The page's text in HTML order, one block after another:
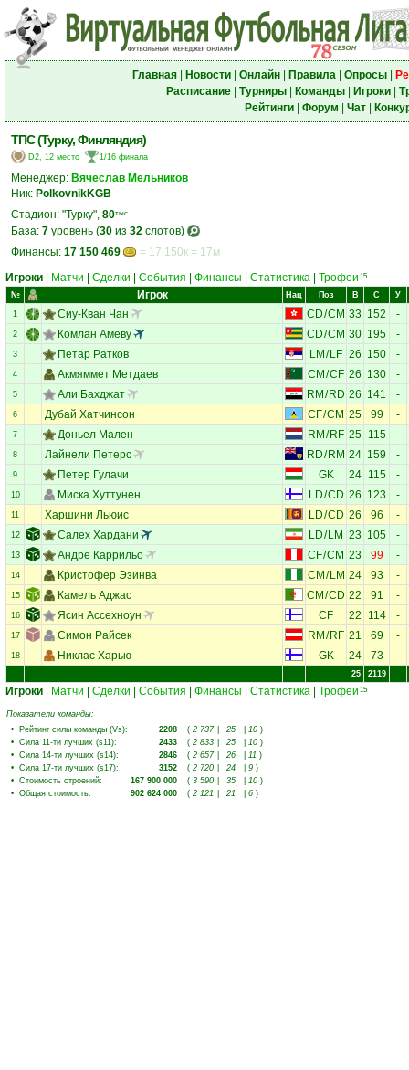
Главная| Новости| Онлайн| Правила| Опросы|
Расписание| Турниры| Команды| Игроки|
Рейтинги| Форум Чат|
ТПС (Турку, Финляндия)
D2, 12 место 1/16 финала
Менеджер: Вячеслав Мельников
Ник: PolkovnikKGB
Стадион: "Турку", 80тыс.
База: 7 уровень (30 из 32 слотов)
Финансы: 17 150 469
= 17 150к = 17м
Игроки
Матчи Сделки События Финансы Статистика Трофеи 15
№ Игрок Нац Поз В С У
1 Сиу-Кван Чан CD/CM 33 152 -
2 Комлан Амеву CD/CM 30 195 -
3 Петар Ратков LM / LF 26 150 -
4 Акмяммет Метдаев CM /CF 26 130 -
5 Али Бахджат RM / RD 26 141 -
6 Дубай Хатчинсон CF/CM 25 99 -
7 Доньел Мален RM / RF 25 115 -
8 Лайнели Петерс RD/ RM 24 159 -
9 Петер Гулачи GK 24 115 -
10 Миска Хуттунен LD/CD 26 123 -
11 Харшини Льюис LD/CD 26 96 -
12 Салех Хардани LD/ LM 23 105 -
13 Андре Каррильо CF/CM 23 99 -
14 Кристофер Эзинва CM /LM 24 93 -
15 Камель Аджас CM /CD 22 91 -
16 Ясин Ассехноун CF 22 114 -
17 Симон Райсек RM / RF 21 69 -
18 Никлас Харью GK 24 73 -
25 2119
Игроки Матчи Сделки События Финансы Статистика Трофеи 15
Показатели команды:
• Рейтинг силы команды (Vs): 2208 ( 2 737 25 10 )
• Сила 11-ти лучших (s11): 2433 ( 2 833 25 10 )
• Сила 14-ти лучших (s14): 2846 ( 2 657 26 11 )
• Сила 17-ти лучших (s17): 3152 ( 2 720 24 9 )
• Стоимость строений: 167 900 000 ( 3 590 35 10 )
• Общая стоимость: 902 624 000 ( 2 121 21 6 )